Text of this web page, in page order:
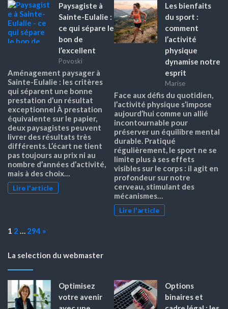
Paysagiste à
Sainte-Eulalie :
ce qui sépare le
bon de
l’excellent
Povoski
Aménagement paysager à
Sainte-Eulalie : les critères
qui séparent une bonne
prestation d’un résultat
exceptionnel À prestation
équivalente sur le papier,
deux paysagistes peuvent
livrer des résultats très
différents. L’écart ne tient
pas toujours au prix ni au
nombre d’années d’activité,
mais à des choix…
Lire l'article
Les bienfaits
du sport :
comment
l’activité
physique
dynamise notre
esprit
Marise
Face aux défis du quotidien,
l’activité physique s’impose
aujourd’hui comme un allié
incontournable pour
préserver un équilibre mental
durable. Pratiqué
régulièrement, le sport ne se
limite plus à ses effets
visibles sur le corps : il agit en
profondeur sur notre
cerveau, stimulant des
mécanismes…
Lire l'article
Page:
1 2 … 294 Next
»
La selection du webmaster
Optimisez
votre avenir
Options
binaires et